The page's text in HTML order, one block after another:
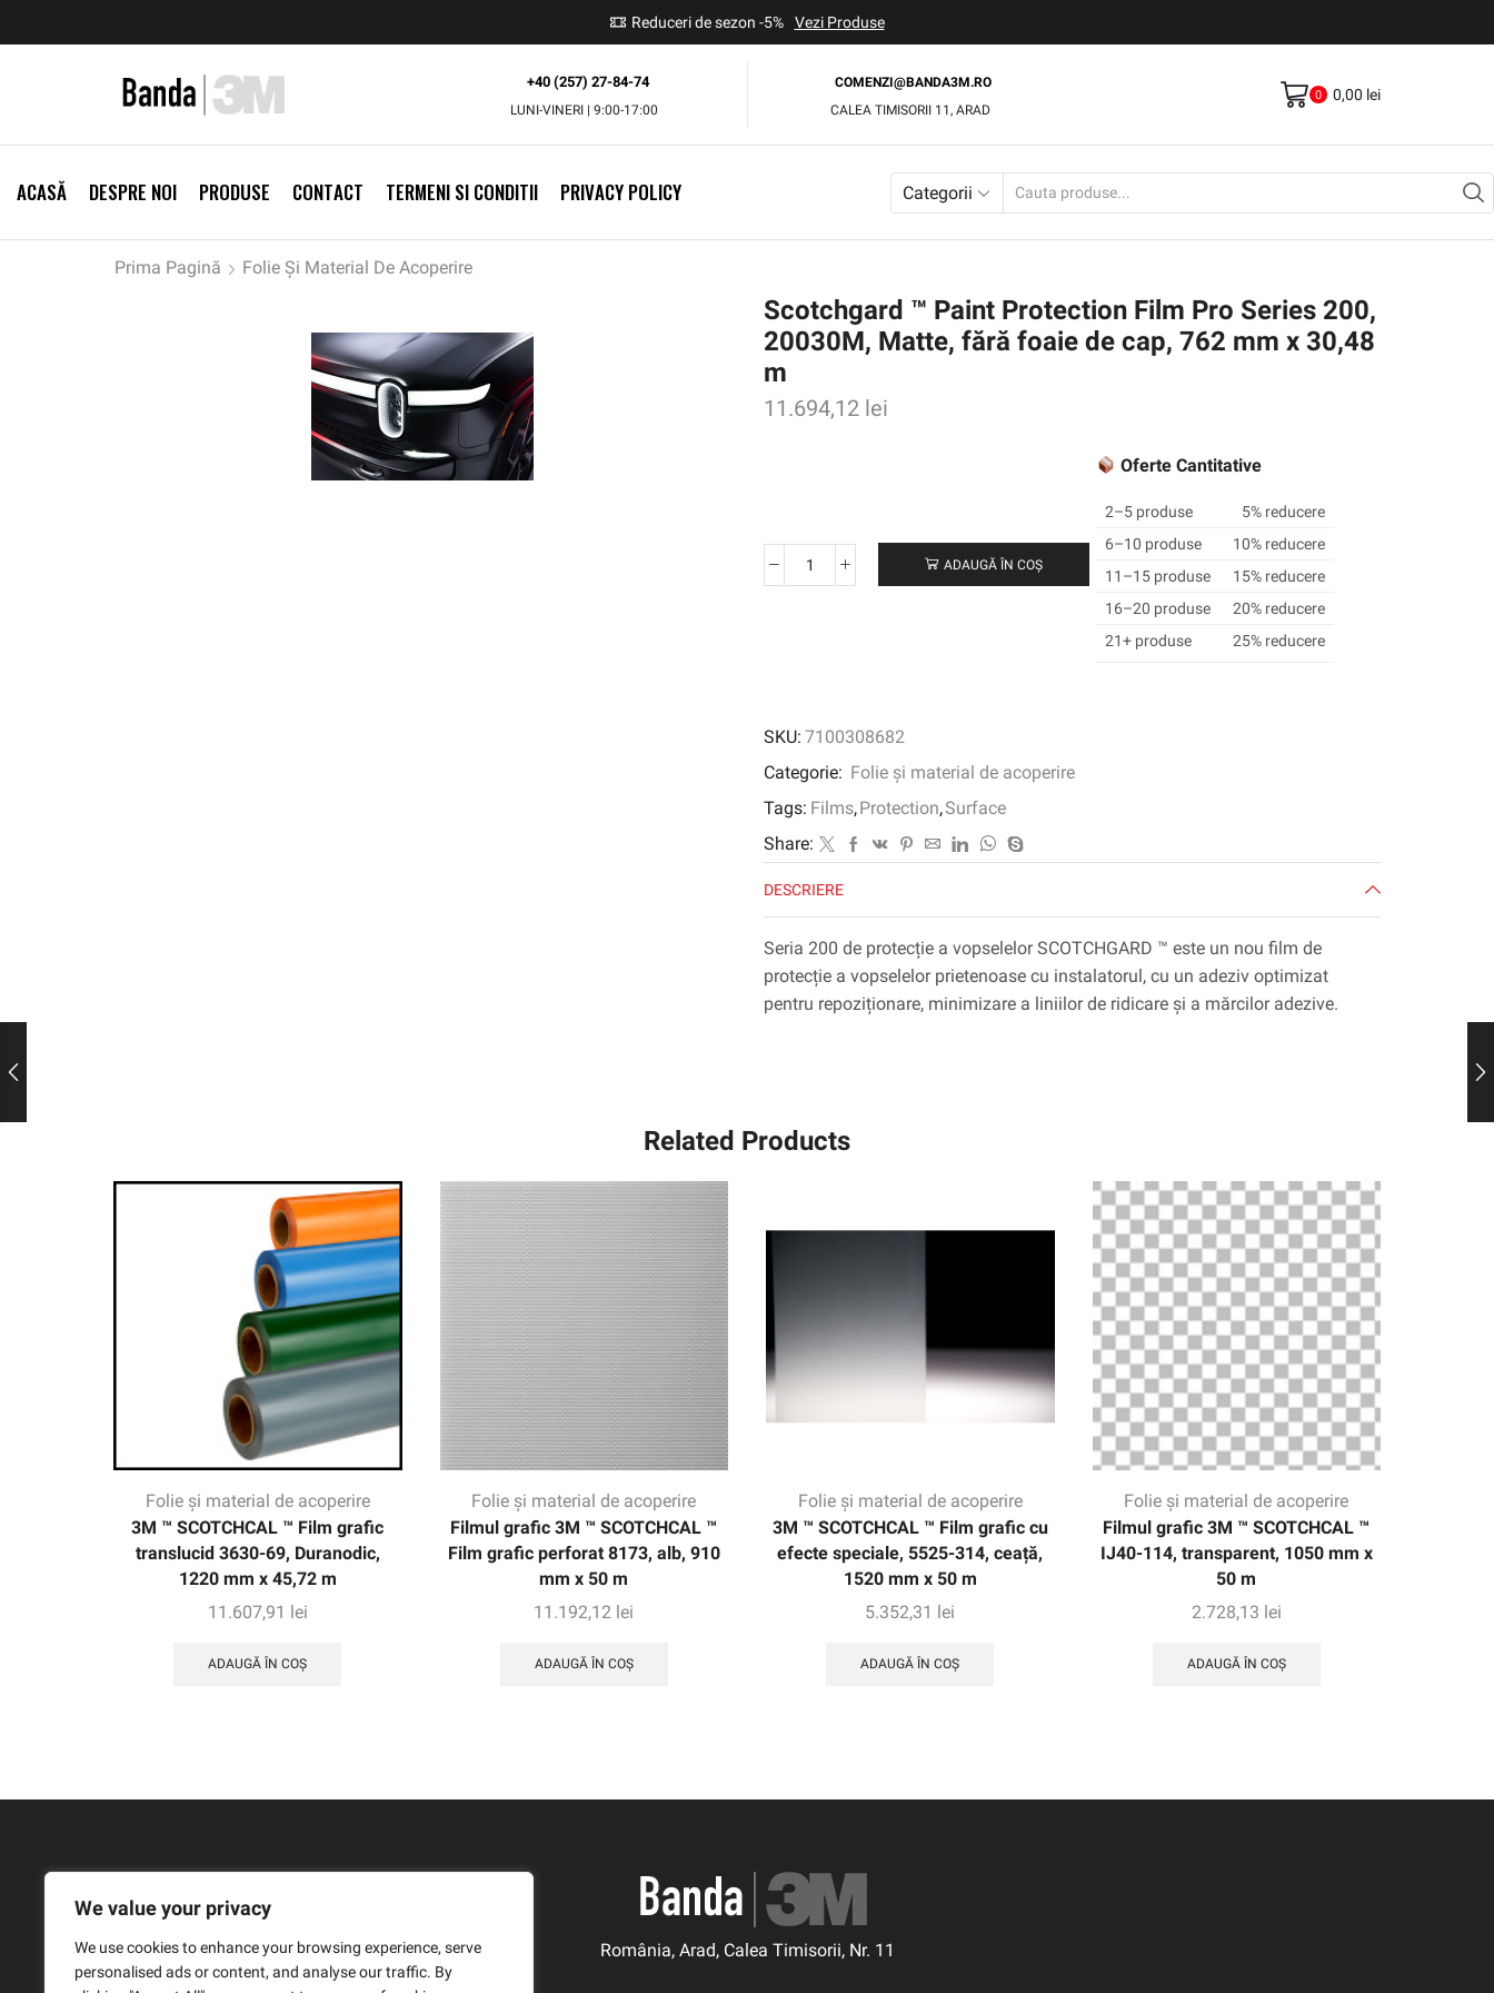
We value your privacy
We use cookies to enhance your browsing experience, serve
personalised ads or content, and analyse our traffic. By
Reduceri de sezon -5% Vezi Produse
+40 (257) 27-84-74
LUNI-VINERI | 9:00-17:00
COMENZI@BANDA3M.RO
CALEA TIMISORII 11, ARAD
0 0,00 lei
ACASĂ DESPRE NOI PRODUSE CONTACT TERMENI SI CONDITII PRIVACY POLICY Categorii
Prima Pagină Folie Și Material De Acoperire
Scotchgard ™ Paint Protection Film Pro Series 200,
20030M, Matte, fără foaie de cap, 762 mm x 30,48
m
11.694,12 lei
Cantitate
Series
200,
Matte,
fără
foaie
de
cap,
762
mm
x
30,48
ADAUGĂ ÎN COȘ
Oferte Cantitative
2–5 produse
5% reducere
6–10 produse
10% reducere
11–15 produse
15% reducere
16–20 produse
20% reducere
21+ produse
25% reducere
SKU: 7100308682
Categorie: Folie și material de acoperire
Tags: Films,Protection,Surface
Share:
DESCRIERE
Seria 200 de protecție a vopselelor SCOTCHGARD ™ este un nou film de
protecție a vopselelor prietenoase cu instalatorul, cu un adeziv optimizat
pentru repoziționare, minimizare a liniilor de ridicare și a mărcilor adezive.
Related Products
Folie și material de acoperire
3M ™ SCOTCHCAL ™ Film grafic
translucid 3630-69, Duranodic,
1220 mm x 45,72 m
11.607,91 lei
ADAUGĂ ÎN COȘ
Folie și material de acoperire
Filmul grafic 3M ™ SCOTCHCAL ™
Film grafic perforat 8173, alb, 910
mm x 50 m
11.192,12 lei
ADAUGĂ ÎN COȘ
Folie și material de acoperire
3M ™ SCOTCHCAL ™ Film grafic cu
efecte speciale, 5525-314, ceață,
1520 mm x 50 m
5.352,31 lei
ADAUGĂ ÎN COȘ
Folie și material de acoperire
Filmul grafic 3M ™ SCOTCHCAL ™
IJ40-114, transparent, 1050 mm x
50 m
2.728,13 lei
ADAUGĂ ÎN COȘ
România, Arad, Calea Timisorii, Nr. 11